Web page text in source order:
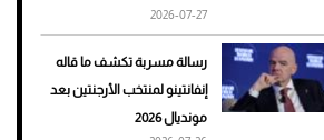
للرجال
2026-07-27
رسالة مسربة تكشف ما قاله
إنفانتينو لمنتخب الأرجنتين بعد
مونديال 2026